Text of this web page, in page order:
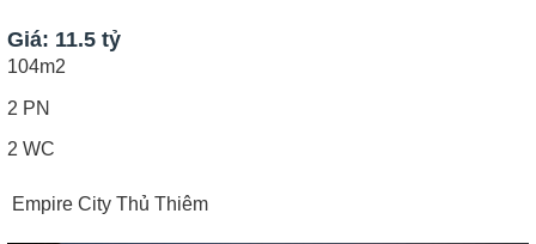
Giá: 11.5 tỷ
104m2
2 PN
2 WC
Empire City Thủ Thiêm